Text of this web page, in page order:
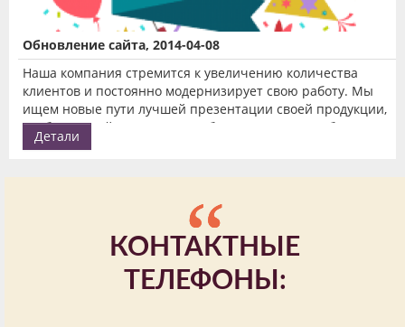
Обновление сайта, 2014-04-08
Наша компания стремится к увеличению количества
клиентов и постоянно модернизирует свою работу. Мы
ищем новые пути лучшей презентации своей продукции,
чтобы каждый клиент всегда без труда мог приобрести
именно ту квартиру, которая будет отвечать всем его
Детали
КОНТАКТНЫЕ
ТЕЛЕФОНЫ: